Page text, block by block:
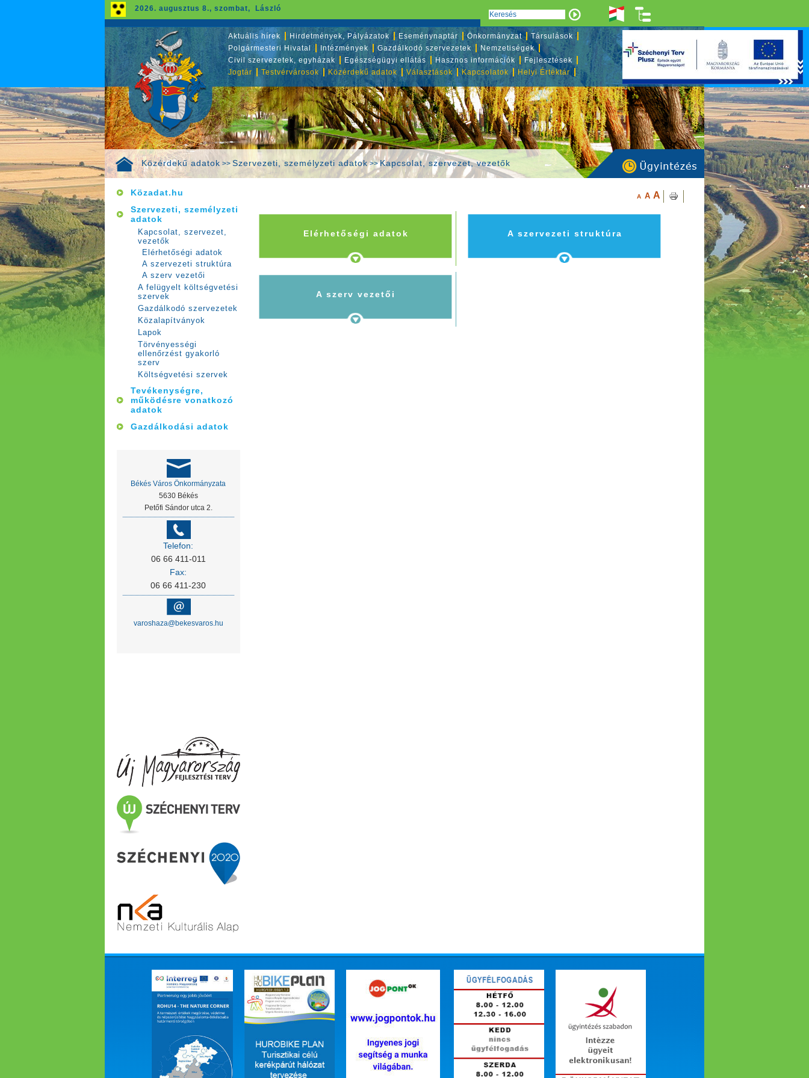
Közérdekű adatok >> Szervezeti, személyzeti adatok>>Kapcsolat, szervezet, vezetők
2026. augusztus 8., szombat, László
Aktuális hírek Hirdetmények, Pályázatok Eseménynaptár Önkormányzat
Társulások
Polgármesteri Hivatal
Intézmények Gazdálkodó szervezetek
Nemzetiségek
Civil szervezetek, egyházak
Egészségügyi ellátás Hasznos információk
Fejlesztések
Jogtár
Testvérvárosok Közérdekű adatok Választások Kapcsolatok Helyi Értéktár
Közadat.hu
Szervezeti, személyzeti
adatok
Kapcsolat, szervezet,
vezetők
Elérhetőségi adatok
A szervezeti struktúra
A szerv vezetői
A felügyelt költségvetési
szervek
Gazdálkodó szervezetek
Közalapítványok
Lapok
Törvényességi
ellenőrzést gyakorló
szerv
Költségvetési szervek
Tevékenységre,
működésre vonatkozó
adatok
Gazdálkodási adatok
Békés Város Önkormányzata
5630 Békés
Petőfi Sándor utca 2.
Telefon:
06 66 411-011
Fax:
06 66 411-230
varoshaza@bekesvaros.hu
A A A
Elérhetőségi adatok A szervezeti struktúra
A szerv vezetői